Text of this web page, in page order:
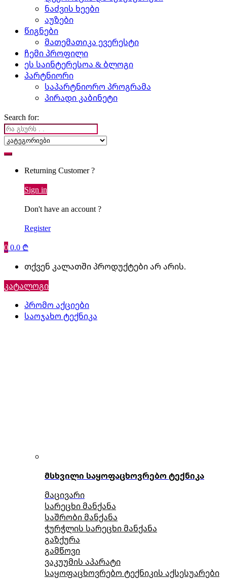
ნაძვის ხეები
აუზები
წიგნები
მათემათიკა ევერესტი
ჩემი პროფილი
ეს საინტერესოა & ბლოგი
პარტნიორი
საპარტნიორო პროგრამა
პირადი კაბინეტი
Search for:
Returning Customer ?
Sign in
Don't have an account ?
Register
00.0 ₾
თქვენ კალათში პროდუქტები არ არის.
კატალოგი
პრომო აქციები
საოჯახო ტექნიკა
მსხვილი საყოფაცხოვრებო ტექნიკა
მაცივარი
სარეცხი მანქანა
საშრობი მანქანა
ჭურჭლის სარეცხი მანქანა
გაზქურა
გამწოვი
ვაკუუმის აპარატი
საყოფაცხოვრებო ტექნიკის აქსესუარები